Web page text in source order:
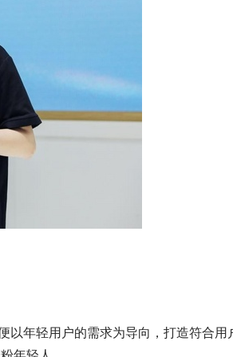
以年轻用户的需求为导向，打造符合用